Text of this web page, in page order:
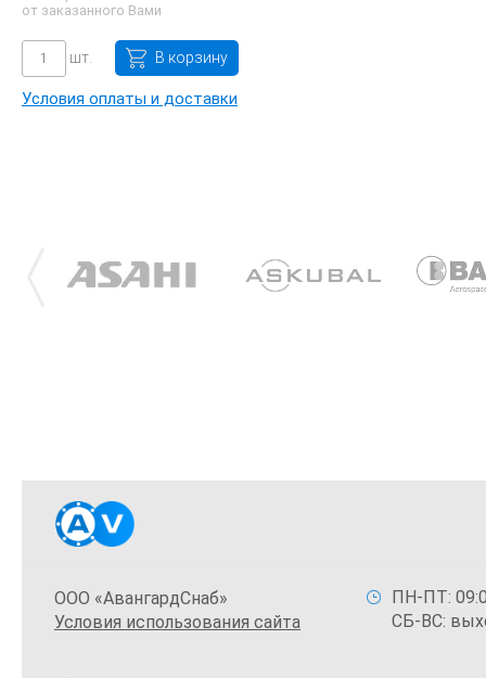
от заказанного Вами
шт. В корзину
Условия оплаты и доставки
ООО «АвангардСнаб»
Условия использования сайта
ПН-ПТ:
СБ-ВС: